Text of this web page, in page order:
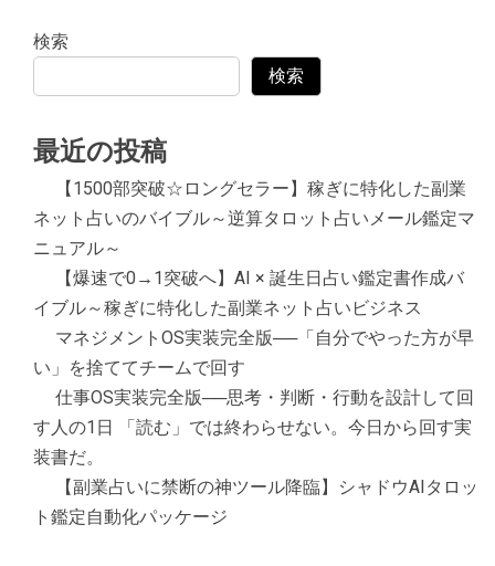
検索
検索
最近の投稿
【1500部突破☆ロングセラー】稼ぎに特化した副業
ネット占いのバイブル～逆算タロット占いメール鑑定マ
ニュアル～
【爆速で0→1突破へ】AI × 誕生日占い鑑定書作成バ
イブル～稼ぎに特化した副業ネット占いビジネス
マネジメントOS実装完全版──「自分でやった方が早
い」を捨ててチームで回す
仕事OS実装完全版──思考・判断・行動を設計して回
す人の1日 「読む」では終わらせない。今日から回す実
装書だ。
【副業占いに禁断の神ツール降臨】シャドウAIタロッ
ト鑑定自動化パッケージ